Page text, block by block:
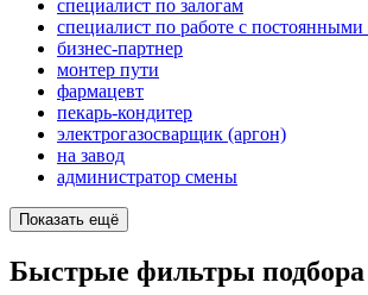
специалист по залогам
специалист по работе с
бизнес-партнер
монтер пути
фармацевт
пекарь-кондитер
электрогазосварщик (аргон)
на завод
администратор смены
Показать ещё
Быстрые фильтры